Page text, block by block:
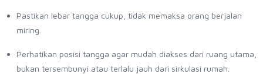
Pastikan lebar tangga cukup, tidak memaksa orang berjalan
miring.
Perhatikan posisi tangga agar mudah diakses dari ruang utama,
bukan tersembunyi atau terlalu jauh dari sirkulasi rumah.